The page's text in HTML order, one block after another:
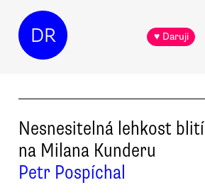
DR ♥ Daruji
Nesnesitelná lehkost blití
na Milana Kunderu
Petr Pospíchal